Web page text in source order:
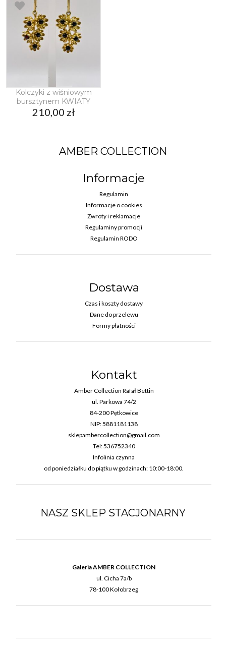
Kolczyki z wiśniowym
bursztynem KWIATY
210,00 zł
AMBER COLLECTION
Informacje
Regulamin
Informacje o cookies
Zwroty i reklamacje
Regulaminy promocji
Regulamin RODO
Dostawa
Czas i koszty dostawy
Dane do przelewu
Formy płatności
Kontakt
Amber Collection Rafał Bettin
ul. Parkowa 74/2
84-200 Pętkowice
NIP: 5881181138
sklepambercollection@gmail.com
Tel: 536752340
Infolinia czynna
od poniedziałku do piątku w godzinach: 10:00-18:00.
NASZ SKLEP STACJONARNY
Galeria AMBER COLLECTION
ul. Cicha 7a/b
78-100 Kołobrzeg